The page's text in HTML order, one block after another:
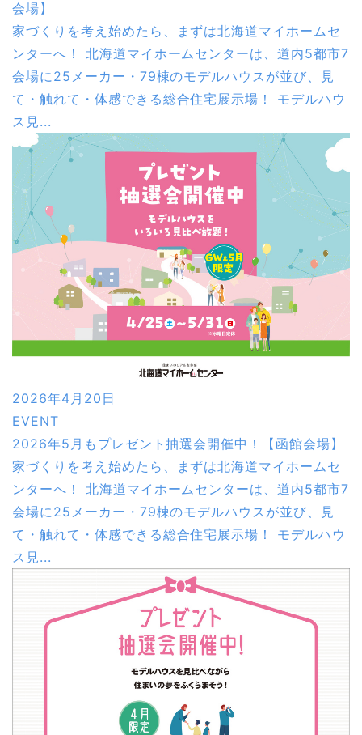
会場】
家づくりを考え始めたら、まずは北海道マイホームセ
ンターへ！ 北海道マイホームセンターは、道内5都市7
会場に25メーカー・79棟のモデルハウスが並び、見
て・触れて・体感できる総合住宅展示場！ モデルハウ
ス見...
2026年4月20日
EVENT
2026年5月もプレゼント抽選会開催中！【函館会場】
家づくりを考え始めたら、まずは北海道マイホームセ
ンターへ！ 北海道マイホームセンターは、道内5都市7
会場に25メーカー・79棟のモデルハウスが並び、見
て・触れて・体感できる総合住宅展示場！ モデルハウ
ス見...